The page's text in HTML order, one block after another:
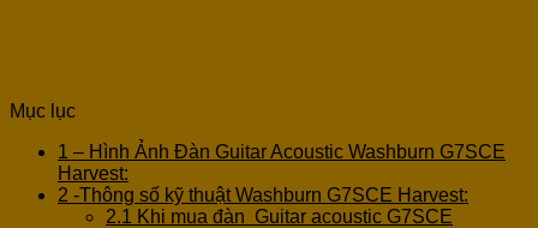
Mục lục
1 – Hình Ảnh Đàn Guitar Acoustic Washburn G7SCE
Harvest:
2 -Thông số kỹ thuật Washburn G7SCE Harvest:
2.1 Khi mua đàn Guitar acoustic G7SCE